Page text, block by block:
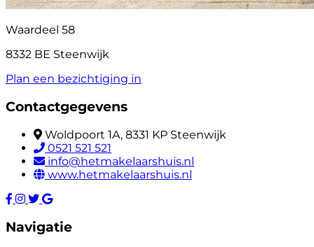
Waardeel 58
8332 BE Steenwijk
Plan een bezichtiging in
Contactgegevens
Woldpoort 1A, 8331 KP Steenwijk
0521 521 521
info@hetmakelaarshuis.nl
www.hetmakelaarshuis.nl
Navigatie